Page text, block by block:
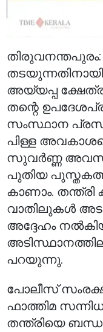
തിരുവനന്തപുരം:
അയ്യപ്പ
തന്റെ
സംസ്ഥാന
പിള്ള
സുവർണ്ണ അവസര
പുതിയ
കാണാം. തന്ത്രി
വാതിലുകൾ
അദ്ദേഹം നൽകിയ
പറയുന്നു.
പോലീസ്
ഫാത്തിമ
തന്ത്രിയെ